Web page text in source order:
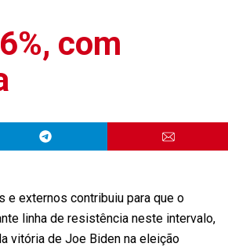
com
externos contribuiu para que o
linha de resistência neste intervalo,
vitória de Joe Biden na eleição